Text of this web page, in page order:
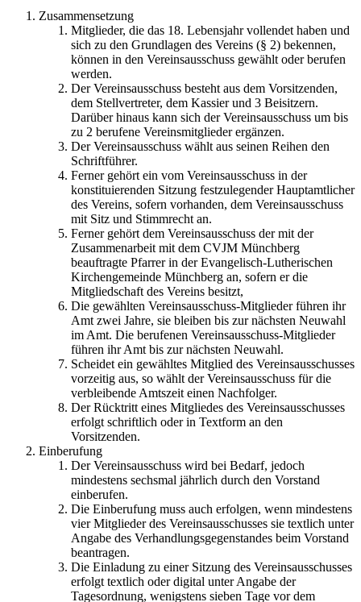
Zusammensetzung
Mitglieder, die das 18. Lebensjahr vollendet haben und
sich zu den Grundlagen des Vereins (§ 2) bekennen,
können in den Vereinsausschuss gewählt oder berufen
werden.
Der Vereinsausschuss besteht aus dem Vorsitzenden,
dem Stellvertreter, dem Kassier und 3 Beisitzern.
Darüber hinaus kann sich der Vereinsausschuss um bis
zu 2 berufene Vereinsmitglieder ergänzen.
Der Vereinsausschuss wählt aus seinen Reihen den
Schriftführer.
Ferner gehört ein vom Vereinsausschuss in der
konstituierenden Sitzung festzulegender Hauptamtlicher
des Vereins, sofern vorhanden, dem Vereinsausschuss
mit Sitz und Stimmrecht an.
Ferner gehört dem Vereinsausschuss der mit der
Zusammenarbeit mit dem CVJM Münchberg
beauftragte Pfarrer in der Evangelisch-Lutherischen
Kirchengemeinde Münchberg an, sofern er die
Mitgliedschaft des Vereins besitzt,
Die gewählten Vereinsausschuss-Mitglieder führen ihr
Amt zwei Jahre, sie bleiben bis zur nächsten Neuwahl
im Amt. Die berufenen Vereinsausschuss-Mitglieder
führen ihr Amt bis zur nächsten Neuwahl.
Scheidet ein gewähltes Mitglied des Vereinsausschusses
vorzeitig aus, so wählt der Vereinsausschuss für die
verbleibende Amtszeit einen Nachfolger.
Der Rücktritt eines Mitgliedes des Vereinsausschusses
erfolgt schriftlich oder in Textform an den
Vorsitzenden.
Einberufung
Der Vereinsausschuss wird bei Bedarf, jedoch
mindestens sechsmal jährlich durch den Vorstand
einberufen.
Die Einberufung muss auch erfolgen, wenn mindestens
vier Mitglieder des Vereinsausschusses sie textlich unter
Angabe des Verhandlungsgegenstandes beim Vorstand
beantragen.
Die Einladung zu einer Sitzung des Vereinsausschusses
erfolgt textlich oder digital unter Angabe der
Tagesordnung, wenigstens sieben Tage vor dem